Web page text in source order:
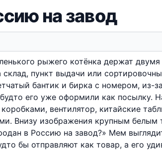
на завод
рыжего котёнка держат
пункт выдачи или
бантик и бирка с номером, из-
его уже оформили как посылку.
вентилятор, китайские
Внизу изображения крупным белым
в Россию на завод?» Мем
бы отправляют как товар, а его